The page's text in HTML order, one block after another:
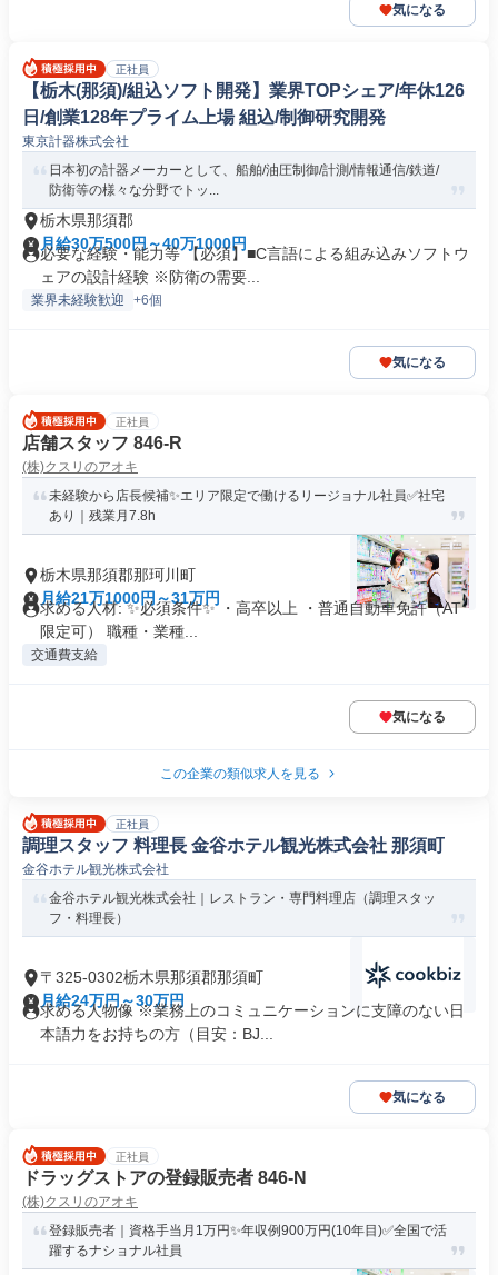
気になる
正社員
【栃木(那須)/組込ソフト開発】業界TOPシェア/年休126
日/創業128年プライム上場 組込/制御研究開発
東京計器株式会社
日本初の計器メーカーとして、船舶/油圧制御/計測/情報通信/鉄道/
防衛等の様々な分野でトッ...
栃木県那須郡
月給30万500円～40万1000円
必要な経験・能力等 【必須】■C言語による組み込みソフトウ
ェアの設計経験 ※防衛の需要...
業界未経験歓迎 +6個
気になる
正社員
店舗スタッフ 846-R
(株)クスリのアオキ
未経験から店長候補✨エリア限定で働けるリージョナル社員✅社宅
あり｜残業月7.8h
栃木県那須郡那珂川町
月給21万1000円～31万円
求める人材: ✨必須条件✨ ・高卒以上 ・普通自動車免許（AT
限定可） 職種・業種...
交通費支給
気になる
この企業の類似求人を見る
正社員
調理スタッフ 料理長 金谷ホテル観光株式会社 那須町
金谷ホテル観光株式会社
金谷ホテル観光株式会社｜レストラン・専門料理店（調理スタッ
フ・料理長）
〒325-0302栃木県那須郡那須町
月給24万円～30万円
求める人物像 ※業務上のコミュニケーションに支障のない日
本語力をお持ちの方（目安：BJ...
気になる
正社員
ドラッグストアの登録販売者 846-N
(株)クスリのアオキ
登録販売者｜資格手当月1万円✨年収例900万円(10年目)✅全国で活
躍するナショナル社員